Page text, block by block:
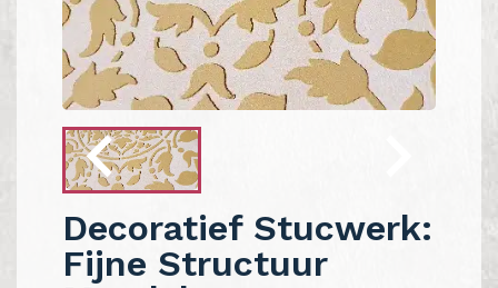
Decoratief Stucwerk:
Fijne Structuur